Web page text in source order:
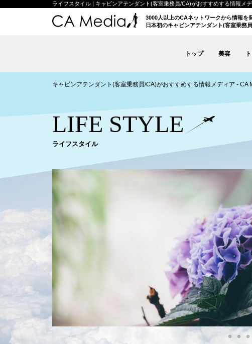
ライフスタイル | キャビンアテンダント(客室乗務員/CA)がおすすめする情報メ
3000人以上のCAネットワークから情報を
日本初のキャビンアテンダント(客室乗務
トップ 美容
キャビンアテンダント(客室乗務員/CA)がおすすめする情報メディア - CA
LIFE STYLE
ライフスタイル